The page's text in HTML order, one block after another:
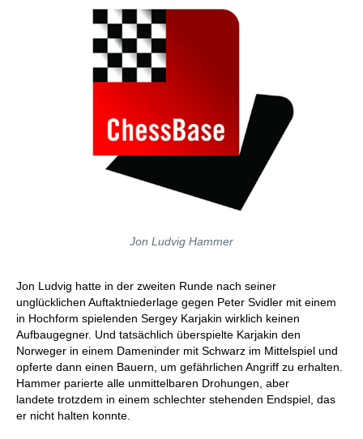
Jon Ludvig Hammer
Jon Ludvig hatte in der zweiten Runde nach seiner
unglücklichen Auftaktniederlage gegen Peter Svidler mit einem
in Hochform spielenden Sergey Karjakin wirklich keinen
Aufbaugegner. Und tatsächlich überspielte Karjakin den
Norweger in einem Dameninder mit Schwarz im Mittelspiel und
opferte dann einen Bauern, um gefährlichen Angriff zu erhalten.
Hammer parierte alle unmittelbaren Drohungen, aber
landete trotzdem in einem schlechter stehenden Endspiel, das
er nicht halten konnte.